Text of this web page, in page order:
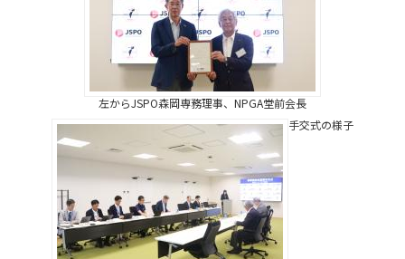
左からJSPO森岡専務理事、NPGA堂前会長
手交式の様子